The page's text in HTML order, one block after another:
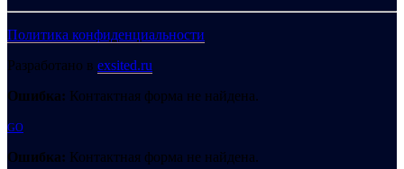
Политика конфиденциальности
Разработано в exsited.ru
Ошибка: Контактная форма не найдена.
GO
Ошибка: Контактная форма не найдена.